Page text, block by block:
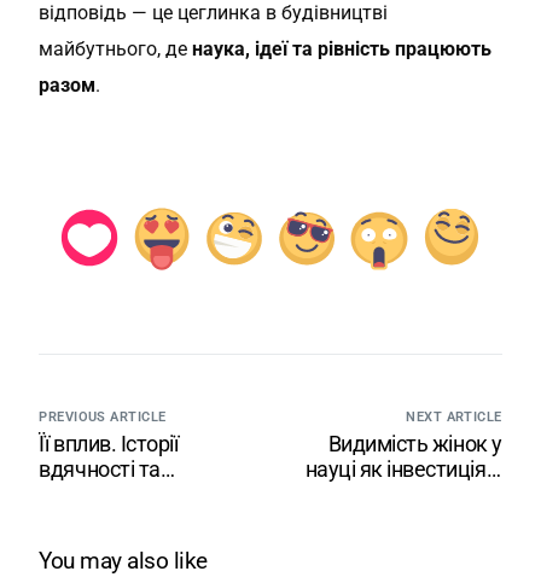
відповідь — це цеглинка в будівництві
майбутнього, денаука, ідеї та рівність працюють
разом.
PREVIOUS ARTICLE
Її вплив. Історії
вдячності та
дівчат в ІКТ
NEXT ARTICLE
Видимість жінок у
науці як інвестиція в
You may also like